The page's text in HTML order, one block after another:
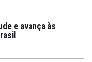
e avança às